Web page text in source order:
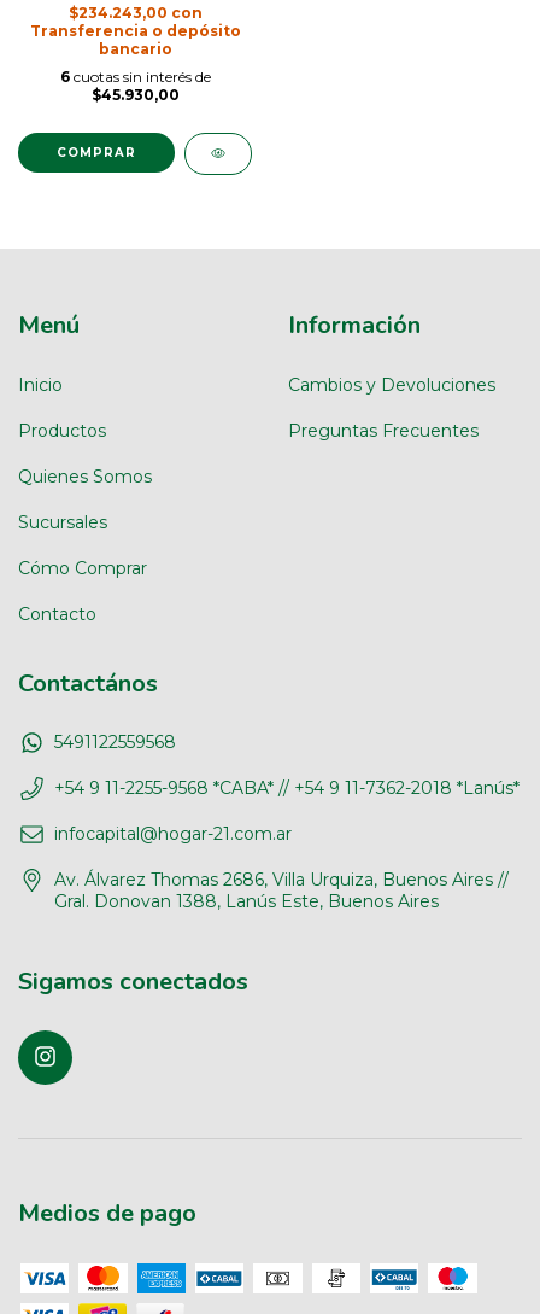
$234.243,00 con
Transferencia o depósito
bancario
6 cuotas sin interés de
$45.930,00
Menú
Inicio
Productos
Quienes Somos
Sucursales
Cómo Comprar
Contacto
Información
Cambios y Devoluciones
Preguntas Frecuentes
Contactános
5491122559568
+54 9 11-2255-9568 *CABA* // +54 9 11-7362-2018 *Lanús*
infocapital@hogar-21.com.ar
Av. Álvarez Thomas 2686, Villa Urquiza, Buenos Aires //
Gral. Donovan 1388, Lanús Este, Buenos Aires
Sigamos conectados
Medios de pago